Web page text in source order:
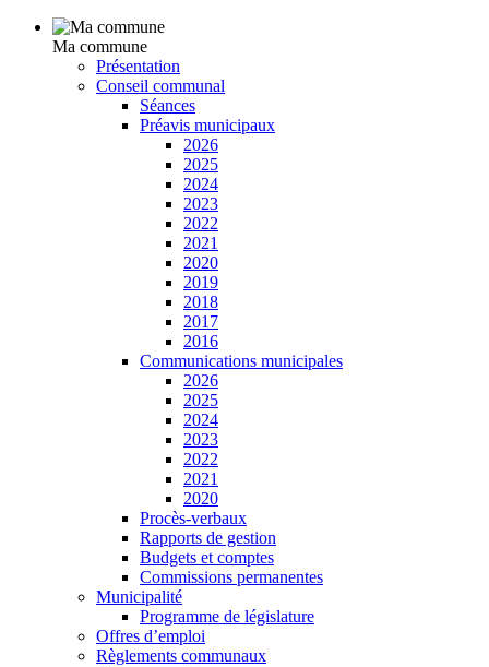
Ma commune
Présentation
Conseil communal
Séances
Préavis municipaux
2026
2025
2024
2023
2022
2021
2020
2019
2018
2017
2016
Communications municipales
2026
2025
2024
2023
2022
2021
2020
Procès-verbaux
Rapports de gestion
Budgets et comptes
Commissions permanentes
Municipalité
Programme de législature
Offres d’emploi
Règlements communaux